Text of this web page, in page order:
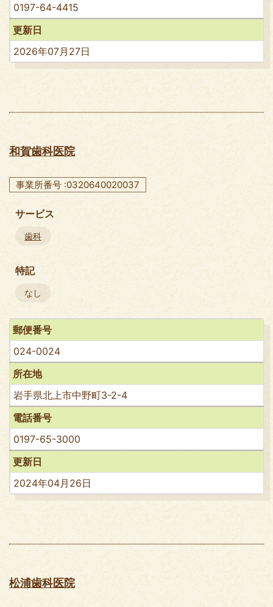
0197-64-4415
更新日
2026年07月27日
和賀歯科医院
事業所番号 :0320640020037
サービス
歯科
特記
なし
郵便番号
024-0024
所在地
岩手県北上市中野町3-2-4
電話番号
0197-65-3000
更新日
2024年04月26日
松浦歯科医院